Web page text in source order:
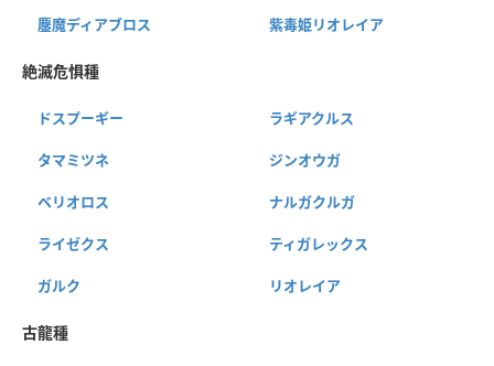
鏖魔ディアブロス 紫毒姫リオレイア
絶滅危惧種
ドスプーギー ラギアクルス
タマミツネ ジンオウガ
ベリオロス ナルガクルガ
ライゼクス ティガレックス
ガルク リオレイア
古龍種